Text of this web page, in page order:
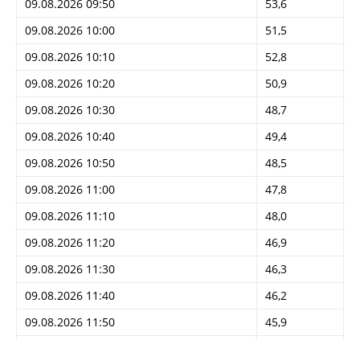
09.08.2026 09:50
53,6
09.08.2026 10:00
51,5
09.08.2026 10:10
52,8
09.08.2026 10:20
50,9
09.08.2026 10:30
48,7
09.08.2026 10:40
49,4
09.08.2026 10:50
48,5
09.08.2026 11:00
47,8
09.08.2026 11:10
48,0
09.08.2026 11:20
46,9
09.08.2026 11:30
46,3
09.08.2026 11:40
46,2
09.08.2026 11:50
45,9